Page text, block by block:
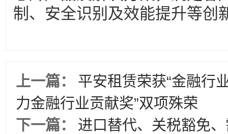
制、安全识别及效能提升等创
上一篇：
平安租赁荣获“金融行
力金融行业贡献奖”双项殊荣
下一篇：
进口替代、关税豁免